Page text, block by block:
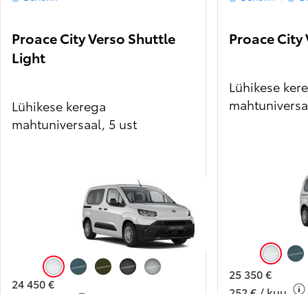
Proace City Verso Shuttle
Light
Lühikese kerega
mahtuniversaal, 5 ust
Icy White (EPR)
24 450 €
Proace
Lühikese
Icy White
25 350 €